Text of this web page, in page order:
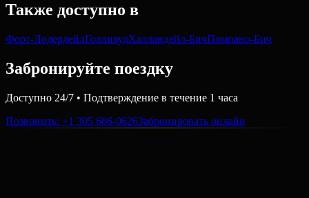
Также доступно в
Форт-ЛодердейлГолливудХалландейл-БичПомпано-Бич
Забронируйте поездку
Доступно 24/7 • Подтверждение в течение 1 часа
Позвонить: +1 305 606-0626Забронировать онлайн